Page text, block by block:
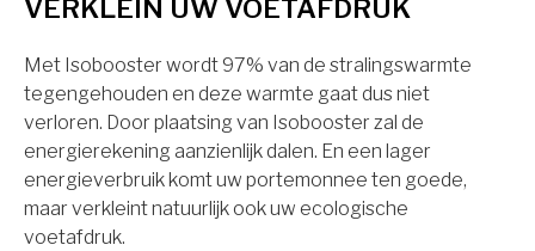
VERKLEIN UW VOETAFDRUK
Met Isobooster wordt 97% van de stralingswarmte
tegengehouden en deze warmte gaat dus niet
verloren. Door plaatsing van Isobooster zal de
energierekening aanzienlijk dalen. En een lager
energieverbruik komt uw portemonnee ten goede,
maar verkleint natuurlijk ook uw ecologische
voetafdruk.